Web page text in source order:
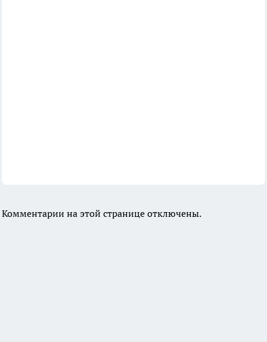
Комментарии на этой странице отключены.